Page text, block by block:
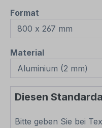
Format
Materialauswählen
Diesen
Bitte geben Sie bei